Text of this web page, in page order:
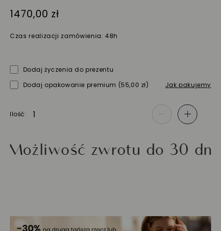
1470,00 zł
Czas realizacji zamówienia: 48h
Dodaj życzenia do prezentu
Dodaj opakowanie premium (55,00 zł) Jak pakujemy
Ilość - +
zwrotu do 30 dni